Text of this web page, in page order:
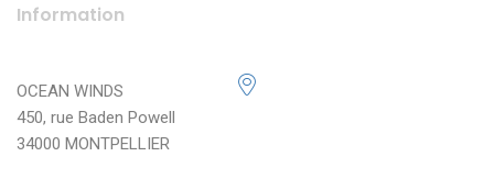
Information
OCEAN WINDS
450, rue Baden Powell
34000 MONTPELLIER